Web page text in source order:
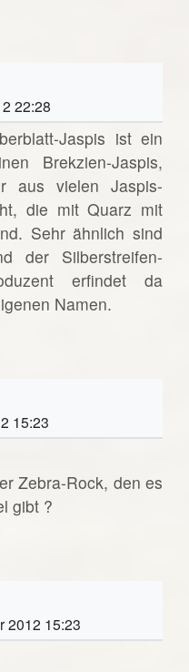
22:28
Jaspis ist ein
Brekzien-Jaspis,
aus vielen Jaspis-
die mit Quarz mit
Sehr ähnlich sind
der Silberstreifen-
erfindet da
Namen.
15:23
Zebra-Rock, den es
gibt ?
2012 15:23